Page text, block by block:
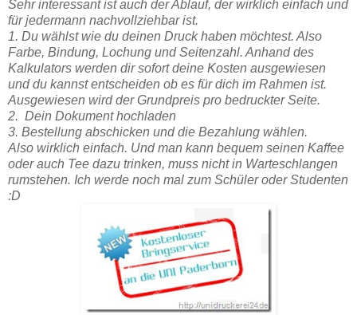
Sehr interessant ist auch der Ablauf, der wirklich einfach und
für jedermann nachvollziehbar ist.
1. Du wählst wie du deinen Druck haben möchtest. Also
Farbe, Bindung, Lochung und Seitenzahl. Anhand des
Kalkulators werden dir sofort deine Kosten ausgewiesen
und du kannst entscheiden ob es für dich im Rahmen ist.
Ausgewiesen wird der Grundpreis pro bedruckter Seite.
2. Dein Dokument hochladen
3. Bestellung abschicken und die Bezahlung wählen.
Also wirklich einfach. Und man kann bequem seinen Kaffee
oder auch Tee dazu trinken, muss nicht in Warteschlangen
rumstehen. Ich werde noch mal zum Schüler oder Studenten
:D